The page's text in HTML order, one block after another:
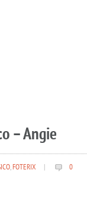
– Angie
,FOTERIX 0